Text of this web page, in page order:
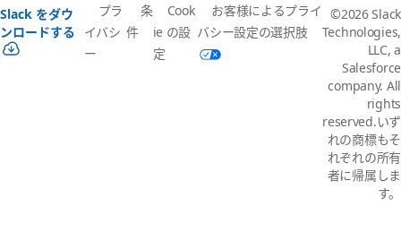
Slack をダウ
ンロードする
プラ
イバシ
ー
条
件
Cook
ie の設
定
お客様によるプライ
バシー設定の選択肢
©2026 Slack
Technologies,
LLC, a
Salesforce
company. All
rights
reserved.いず
れの商標もそ
れぞれの所有
者に帰属しま
す。